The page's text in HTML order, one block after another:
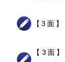
【3面】
【3面】